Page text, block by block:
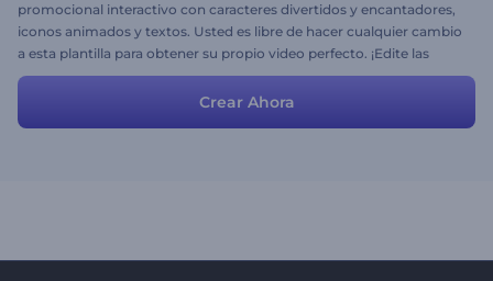
promocional interactivo con caracteres divertidos y encantadores,
iconos animados y textos. Usted es libre de hacer cualquier cambio
a esta plantilla para obtener su propio video perfecto. ¡Edite las
escenas y textos, cargue sus archivos, elija los colors y estilos para
obtener su video en minutos!Crear Ahora